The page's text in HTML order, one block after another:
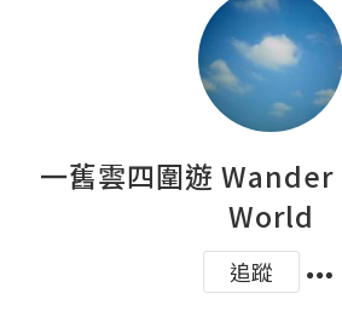
一舊雲四圍遊
World
追蹤